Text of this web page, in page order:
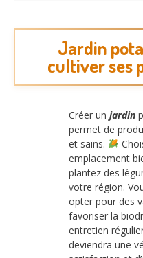
Jardin
cultiver ses
Créer un jardin
permet de
et sains.
emplacement
plantez des
votre région.
opter pour des
favoriser la
entretien
deviendra une